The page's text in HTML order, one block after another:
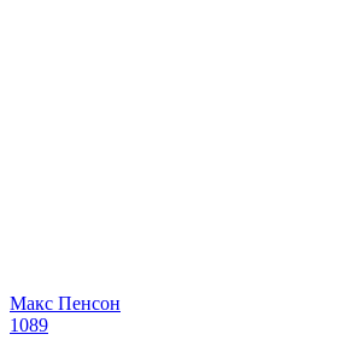
Макс Пенсон
1089